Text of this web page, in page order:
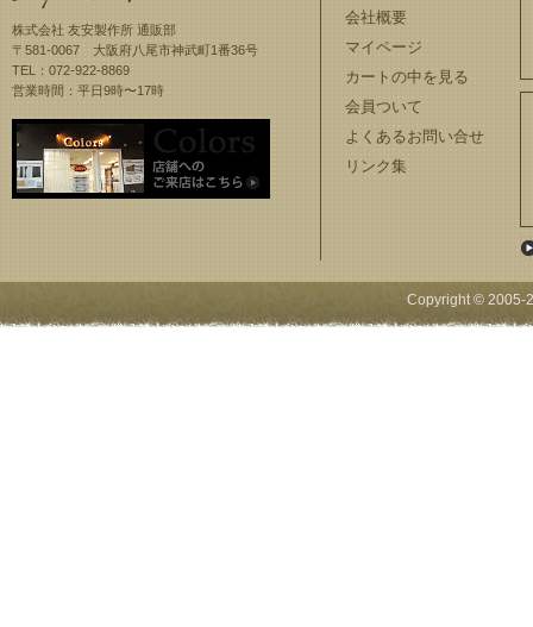
株式会社 友安製作所 通販部
〒581-0067 大阪府八尾市神武町1番36号
TEL：072-922-8869
営業時間：平日9時〜17時
会社概要
マイページ
カートの中を見る
会員ついて
よくあるお問い合せ
リンク集
Copyright © 2005-